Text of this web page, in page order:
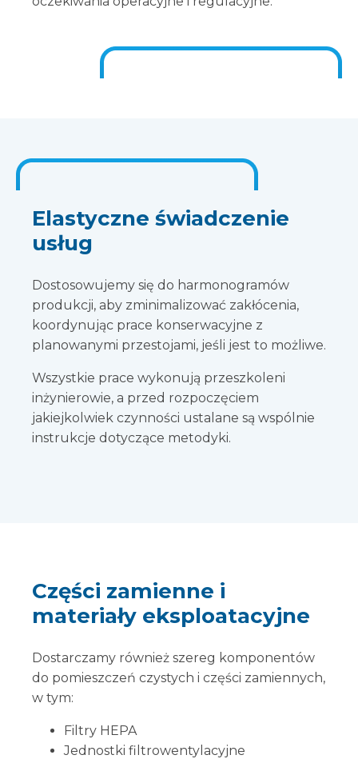
Elastyczne świadczenie
usług
Dostosowujemy się do harmonogramów
produkcji, aby zminimalizować zakłócenia,
koordynując prace konserwacyjne z
planowanymi przestojami, jeśli jest to możliwe.
Wszystkie prace wykonują przeszkoleni
inżynierowie, a przed rozpoczęciem
jakiejkolwiek czynności ustalane są wspólnie
instrukcje dotyczące metodyki.
Części zamienne i
materiały eksploatacyjne
Dostarczamy również szereg komponentów
do pomieszczeń czystych i części zamiennych,
w tym:
Filtry HEPA
Jednostki filtrowentylacyjne